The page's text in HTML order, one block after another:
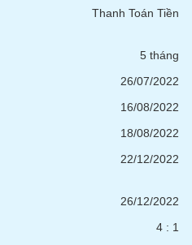
Thanh Toán Tiền
5 tháng
26/07/2022
16/08/2022
18/08/2022
22/12/2022
26/12/2022
4 : 1